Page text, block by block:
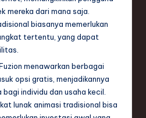
mereka dari mana saja.
biasanya memerlukan
tertentu, yang dapat
menawarkan berbagai
opsi gratis, menjadikannya
individu dan usaha kecil.
lunak animasi tradisional bisa